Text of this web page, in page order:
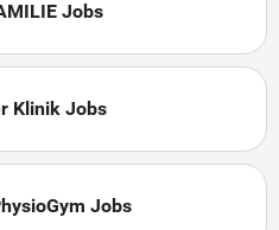
Jobs
Klinik Jobs
Jobs